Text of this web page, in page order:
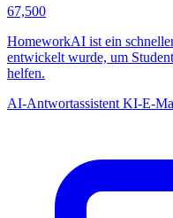
67,500
HomeworkAI ist ein
entwickelt wurde, um
helfen.
AI-Antwortassistent KI-E-